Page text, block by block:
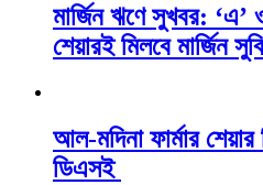
মার্জিন ঋণে সুখবর: ‘এ’
শেয়ারই মিলবে মার্জিন
আল-মদিনা ফার্মার
ডিএসই